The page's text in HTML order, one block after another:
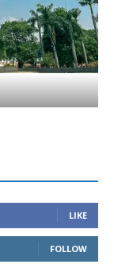
LIKE
FOLLOW